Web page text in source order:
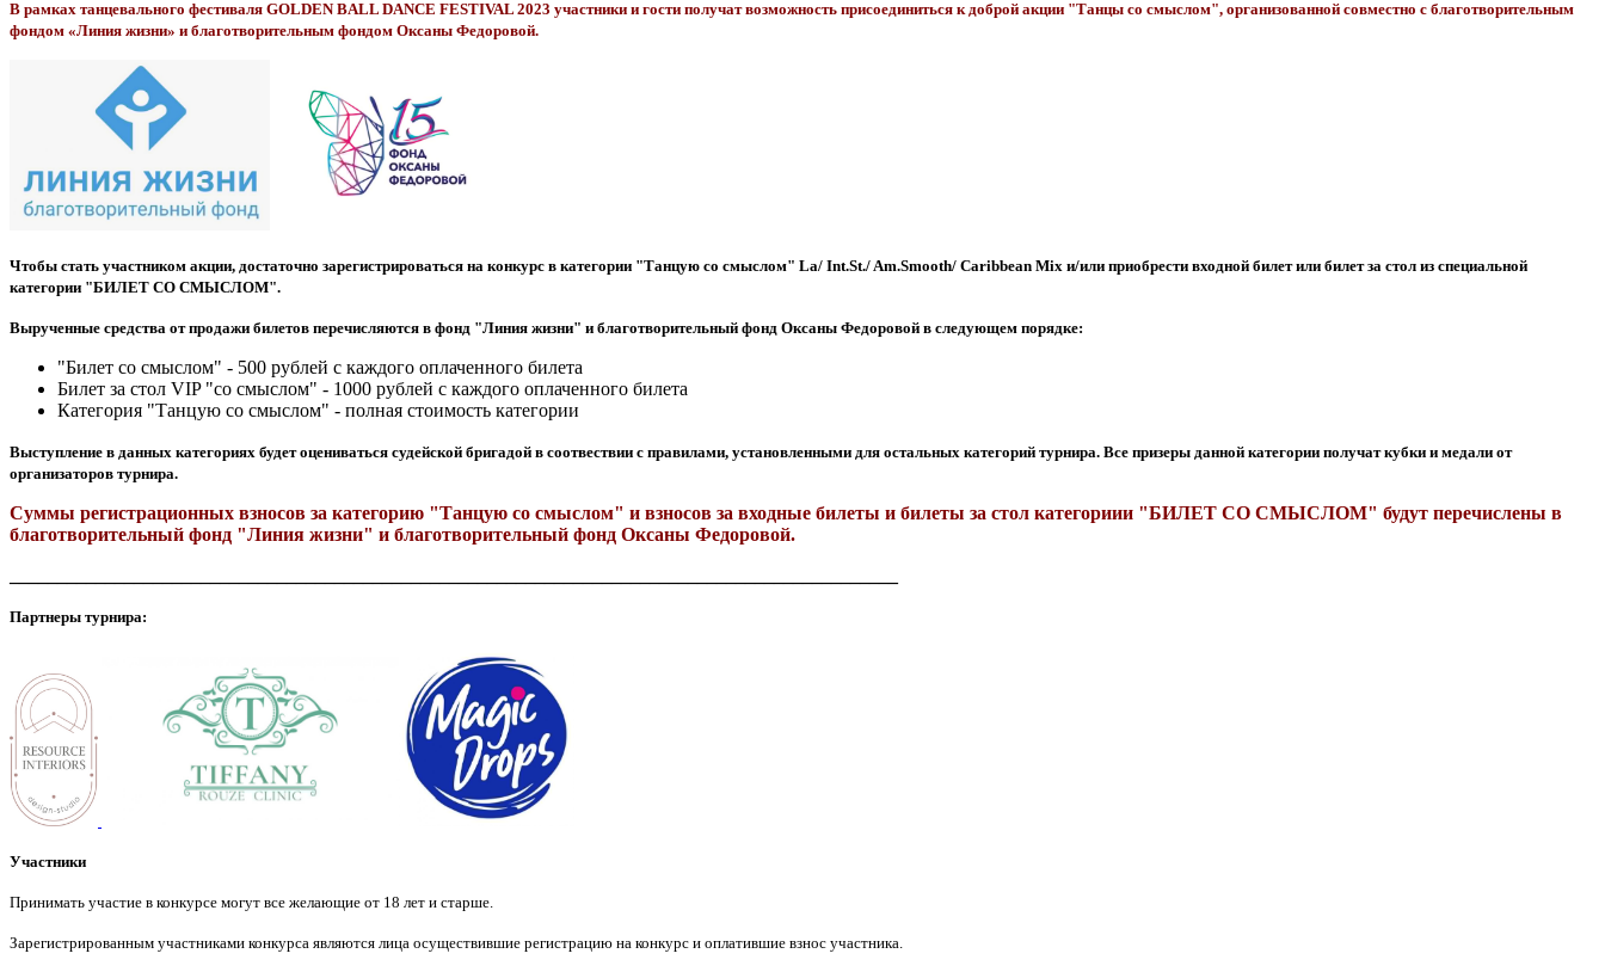
В рамках танцевального фестиваля GOLDEN BALL DANCE FESTIVAL 2023 участники и гости получат возможность присоединиться к доброй акции "Танцы со смыслом", организованной совместно с благотворительным
фондом «Линия жизни» и благотворительным фондом Оксаны Федоровой.
Чтобы стать участником акции, достаточно зарегистрироваться на конкурс в категории "Танцую со смыслом" La/ Int.St./ Am.Smooth/ Caribbean Mix и/или приобрести входной билет или билет за стол из специальной
категории "БИЛЕТ СО СМЫСЛОМ".
Вырученные средства от продажи билетов перечисляются в фонд "Линия жизни" и благотворительный фонд Оксаны Федоровой в следующем порядке:
"Билет со смыслом" - 500 рублей с каждого оплаченного билета
Билет за стол VIP "со смыслом" - 1000 рублей с каждого оплаченного билета
Категория "Танцую со смыслом" - полная стоимость категории
Выступление в данных категориях будет оцениваться судейской бригадой в соотвествии с правилами, установленными для остальных категорий турнира. Все призеры данной категории получат кубки и медали от
организаторов турнира.
Суммы регистрационных взносов за категорию "Танцую со смыслом" и взносов за входные билеты и билеты за стол категориии "БИЛЕТ СО СМЫСЛОМ" будут перечислены в
благотворительный фонд "Линия жизни" и благотворительный фонд Оксаны Федоровой.
Партнеры турнира:
Участники
Принимать участие в конкурсе могут все желающие от 18 лет и старше.
Зарегистрированным участниками конкурса являются лица осуществившие регистрацию на конкурс и оплатившие взнос участника.